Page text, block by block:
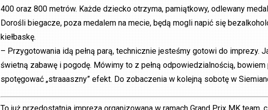
400 oraz 800 metrów. Każde dziecko otrzyma, pamiątkowy, odlewany
Dorośli biegacze, poza medalem na mecie, będą mogli napić się
kiełbaskę.
– Przygotowania idą pełną parą, technicznie jesteśmy gotowi do imprezy.
świetną zabawę i pogodę. Mówimy to z pełną odpowiedzialnością,
spotęgować „straaaszny” efekt. Do zobaczenia w kolejną sobotę w